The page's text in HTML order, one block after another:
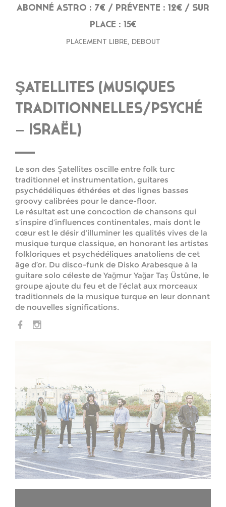
ABONNÉ ASTRO : 7€ / PRÉVENTE : 12€ / SUR
PLACE : 15€
PLACEMENT LIBRE, DEBOUT
ŞATELLITES (MUSIQUES
TRADITIONNELLES/PSYCHÉ
– ISRAËL)
Le son des Şatellites oscille entre folk turc
traditionnel et instrumentation, guitares
psychédéliques éthérées et des lignes basses
groovy calibrées pour le dance-floor.
Le résultat est une concoction de chansons qui
s’inspire d’influences continentales, mais dont le
cœur est le désir d’illuminer les qualités vives de la
musique turque classique, en honorant les artistes
folkloriques et psychédéliques anatoliens de cet
âge d’or. Du disco-funk de Disko Arabesque à la
guitare solo céleste de Yağmur Yağar Taş Üstüne, le
groupe ajoute du feu et de l’éclat aux morceaux
traditionnels de la musique turque en leur donnant
de nouvelles significations.